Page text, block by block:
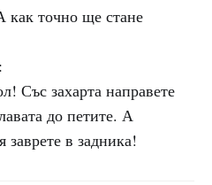
как точно ще стане
Със захарта направете
до петите. А
заврете в задника!